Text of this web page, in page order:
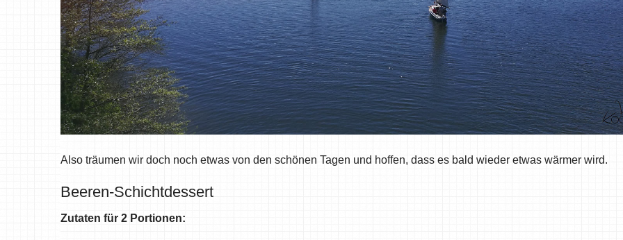
Also träumen wir doch noch etwas von den schönen Tagen und hoffen, dass es bald wieder etwas wärmer wird.
Beeren-Schichtdessert
Zutaten für 2 Portionen: